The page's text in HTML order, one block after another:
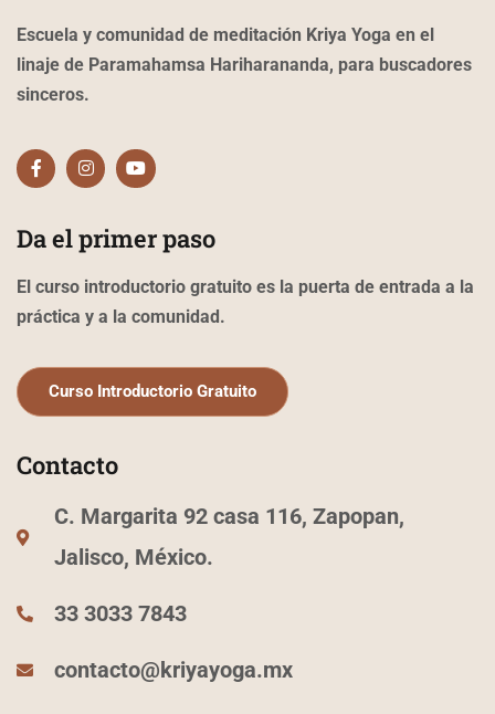
Escuela y comunidad de meditación Kriya Yoga en el
linaje de Paramahamsa Hariharananda, para buscadores
sinceros.
F
a
c
o
k
-
f
I
n
s
g
a
m
Y
o
u
b
Da el primer paso
El curso introductorio gratuito es la puerta de entrada a la
práctica y a la comunidad.
Curso Introductorio Gratuito
Contacto
C. Margarita 92 casa 116, Zapopan,
Jalisco, México.
33 3033 7843
contacto@kriyayoga.mx